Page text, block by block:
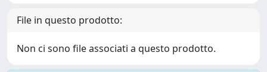
File in questo prodotto:
Non ci sono file associati a questo prodotto.